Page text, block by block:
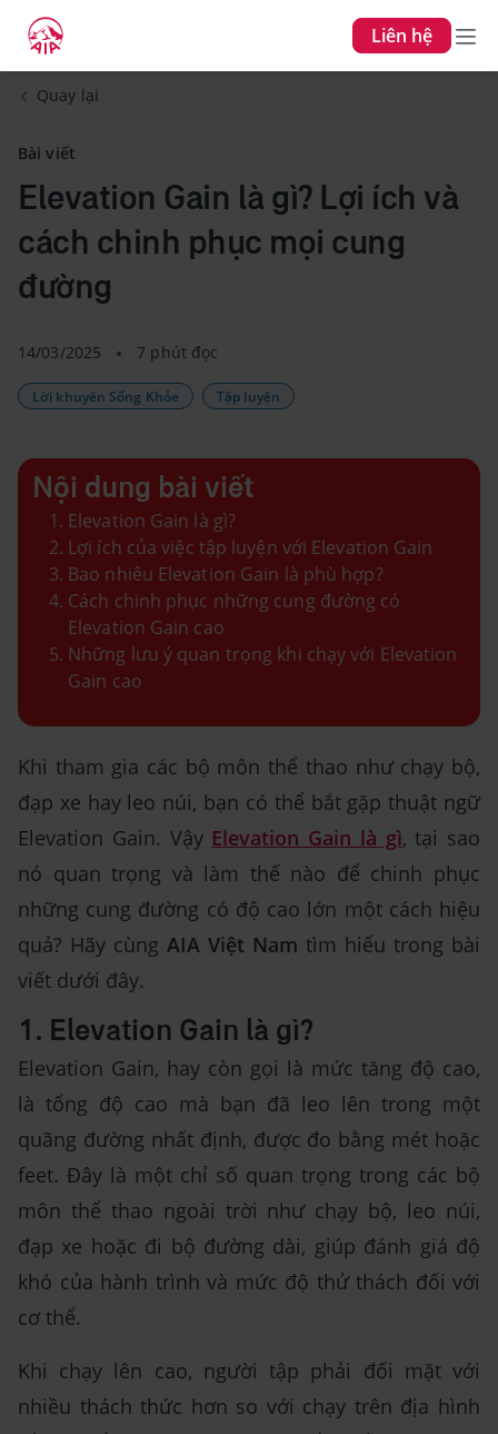
Liên hệ
Quay lại
Bài viết
Elevation Gain là gì? Lợi ích và
cách chinh phục mọi cung
đường
14/03/2025 7 phút đọc
Lời khuyên Sống Khỏe Tập luyện
Nội dung bài viết
Elevation Gain là gì?
Lợi ích của việc tập luyện với Elevation Gain
Bao nhiêu Elevation Gain là phù hợp?
Cách chinh phục những cung đường có
Elevation Gain cao
Những lưu ý quan trọng khi chạy với Elevation
Gain cao
Khi tham gia các bộ môn thể thao như chạy bộ,
đạp xe hay leo núi, bạn có thể bắt gặp thuật ngữ
Elevation Gain. Vậy Elevation Gain là gì, tại sao
nó quan trọng và làm thế nào để chinh phục
những cung đường có độ cao lớn một cách hiệu
quả? Hãy cùng AIA Việt Nam tìm hiểu trong bài
viết dưới đây.
1. Elevation Gain là gì?
Elevation Gain, hay còn gọi là mức tăng độ cao,
là tổng độ cao mà bạn đã leo lên trong một
quãng đường nhất định, được đo bằng mét hoặc
feet. Đây là một chỉ số quan trọng trong các bộ
môn thể thao ngoài trời như chạy bộ, leo núi,
đạp xe hoặc đi bộ đường dài, giúp đánh giá độ
khó của hành trình và mức độ thử thách đối với
cơ thể.
Khi chạy lên cao, người tập phải đối mặt với
nhiều thách thức hơn so với chạy trên địa hình